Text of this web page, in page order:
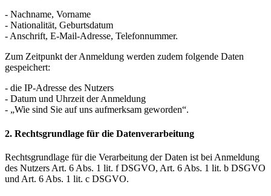
- Nachname, Vorname
- Nationalität, Geburtsdatum
- Anschrift, E-Mail-Adresse, Telefonnummer.
Zum Zeitpunkt der Anmeldung werden zudem folgende Daten
gespeichert:
- die IP-Adresse des Nutzers
- Datum und Uhrzeit der Anmeldung
- „Wie sind Sie auf uns aufmerksam geworden“.
2. Rechtsgrundlage für die Datenverarbeitung
Rechtsgrundlage für die Verarbeitung der Daten ist bei Anmeldung
des Nutzers Art. 6 Abs. 1 lit. f DSGVO, Art. 6 Abs. 1 lit. b DSGVO
und Art. 6 Abs. 1 lit. c DSGVO.